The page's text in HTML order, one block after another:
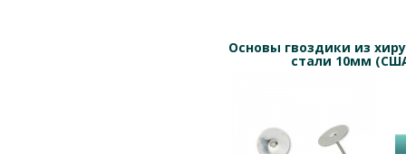
Основы гвоздики из
стали 10мм